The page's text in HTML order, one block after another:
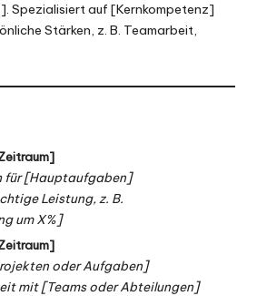
Spezialisiert auf [Kernkompetenz]
Stärken, z. B. Teamarbeit,
für [Hauptaufgaben]
Leistung, z. B.
um X%]
oder Aufgaben]
mit [Teams oder Abteilungen]